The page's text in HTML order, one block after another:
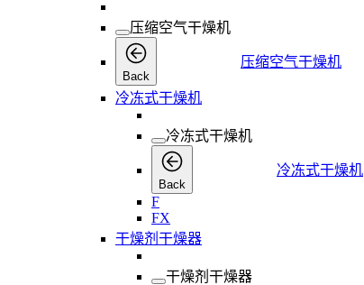
压缩空气干燥机
Back
压缩空气干燥机
冷冻式干燥机
冷冻式干燥机
Back
冷冻式干燥机
F
FX
干燥剂干燥器
干燥剂干燥器